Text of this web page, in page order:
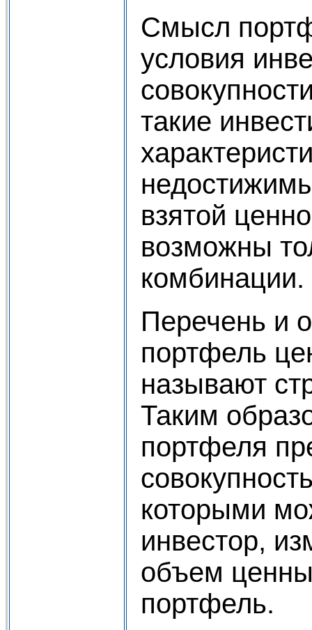
Смысл
условия
такие
взятой
возможны
комбинации.
Перечень и
портфель
называют
Таким
портфеля
которыми
инвестор,
объем
портфель.